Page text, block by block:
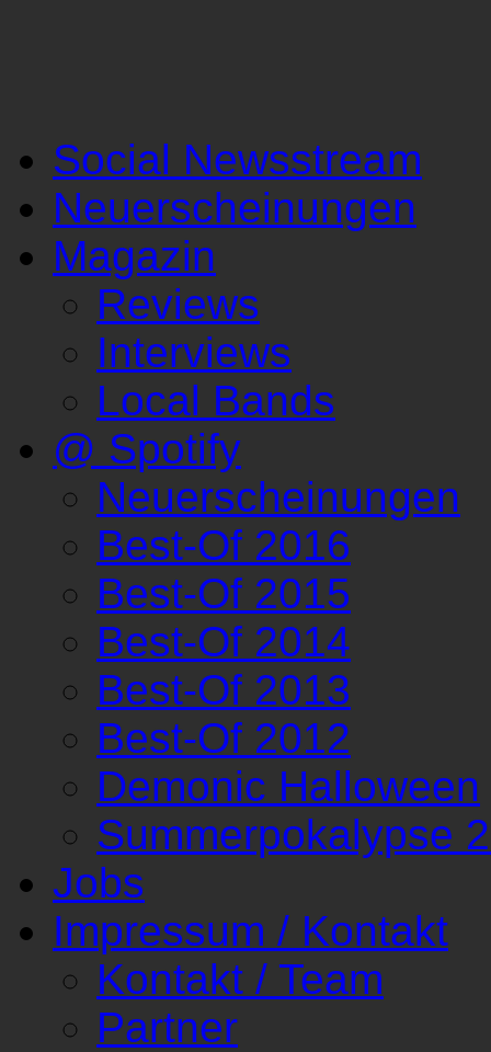
Social Newsstream
Neuerscheinungen
Magazin
Reviews
Interviews
Local Bands
@ Spotify
Neuerscheinungen
Best-Of 2016
Best-Of 2015
Best-Of 2014
Best-Of 2013
Best-Of 2012
Demonic Halloween
Summerpokalypse
Jobs
Impressum / Kontakt
Kontakt / Team
Partner